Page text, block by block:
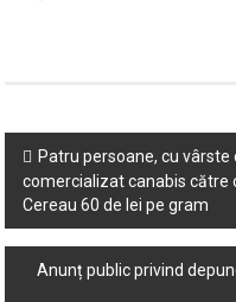
Post
navigation
Patru persoane, cu
comercializat canabis către
Cereau 60 de lei pe gram
Anunț public privind